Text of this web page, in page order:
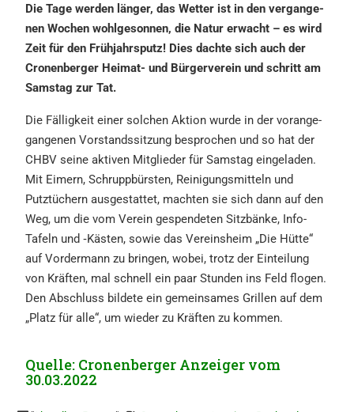
Die Tage werden länger, das Wetter ist in den vergan­ge­
nen Wochen wohlge­son­nen, die Natur erwacht – es wird
Zeit für den Frühjahrs­putz! Dies dachte sich auch der
Cronen­ber­ger Heimat- und Bürger­ver­ein und schritt am
Samstag zur Tat.
Die Fällig­keit einer solchen Aktion wurde in der voran­ge­
gan­ge­nen Vorstands­sit­zung bespro­chen und so hat der
CHBV seine aktiven Mitglie­der für Samstag einge­la­den.
Mit Eimern, Schrupp­bürs­ten, Reini­gungs­mit­teln und
Putztü­chern ausge­stat­tet, machten sie sich dann auf den
Weg, um die vom Verein gespen­de­ten Sitzbän­ke, Info-
Tafeln und ‑Kästen, sowie das Vereins­heim „Die Hütte“
auf Vorder­mann zu bringen, wobei, trotz der Eintei­lung
von Kräften, mal schnell ein paar Stunden ins Feld flogen.
Den Abschluss bilde­te ein gemein­sa­mes Grillen auf dem
„Platz für alle“, um wieder zu Kräften zu kommen.
Quelle: Cronen­ber­ger Anzei­ger vom
30.03.2022